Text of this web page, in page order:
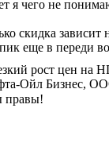
я чего не
скидка зависит
еще в переди
рост цен на
Ойл Бизнес,
правы!